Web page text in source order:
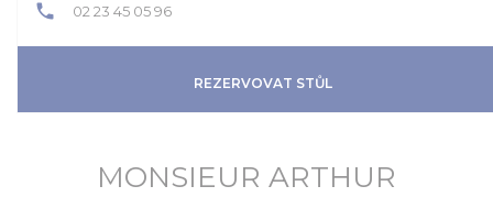
02 23 45 05 96
REZERVOVAT STŮL
MONSIEUR ARTHUR